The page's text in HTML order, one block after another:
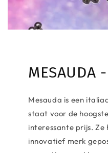
MESAUDA
Mesauda is een
staat voor de
interessante prijs. Ze
innovatief merk